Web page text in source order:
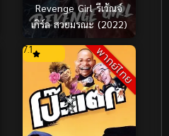
Revenge Girl รีเว้ณจ์
เกิร์ล สวยมรณะ (2022)
พากย์ไทย
7.1